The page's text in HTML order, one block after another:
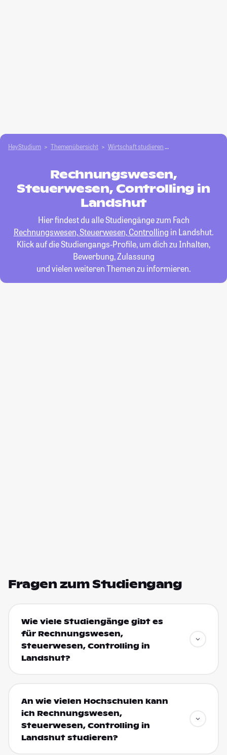
HeyStudium Themenübersicht Wirtschaft studieren
Rechnungswesen,
Steuerwesen, Controlling in
Landshut
Hier findest du alle Studiengänge zum Fach
Rechnungswesen, Steuerwesen, Controlling in Landshut.
Klick auf die Studiengangs-Profile, um dich zu Inhalten,
Bewerbung, Zulassung
und vielen weiteren Themen zu informieren.
Fragen zum Studiengang
Wie viele Studiengänge gibt es
für Rechnungswesen,
Steuerwesen, Controlling in
Landshut?
An wie vielen Hochschulen kann
ich Rechnungswesen,
Steuerwesen, Controlling in
Landshut studieren?